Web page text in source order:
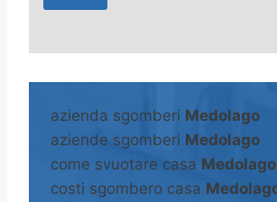
A
e
n
a
azienda sgomberi Medolago
aziende sgomberi Medolago
come svuotare casa Medolago
costi sgombero casa